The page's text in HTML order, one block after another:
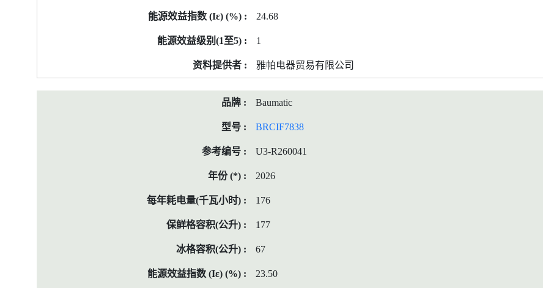
24.68
1
雅帕电器贸易有限公司
Baumatic
BRCIF7838
U3-R260041
2026
176
177
67
23.50